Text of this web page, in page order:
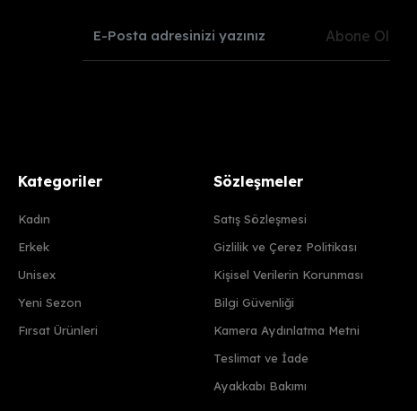
Abone Ol
Kategoriler
Kadın
Erkek
Unisex
Yeni Sezon
Fırsat Ürünleri
Sözleşmeler
Satış Sözleşmesi
Gizlilik ve Çerez Politikası
Kişisel Verilerin Korunması
Bilgi Güvenliği
Kamera Aydınlatma Metni
Teslimat ve İade
Ayakkabı Bakımı